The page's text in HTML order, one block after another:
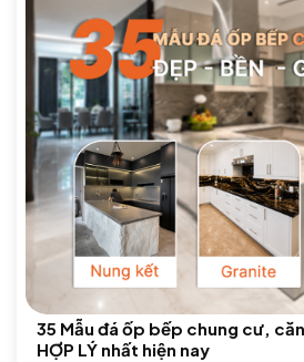
35 Mẫu đá ốp bếp chung cư, căn
HỢP LÝ nhất hiện nay